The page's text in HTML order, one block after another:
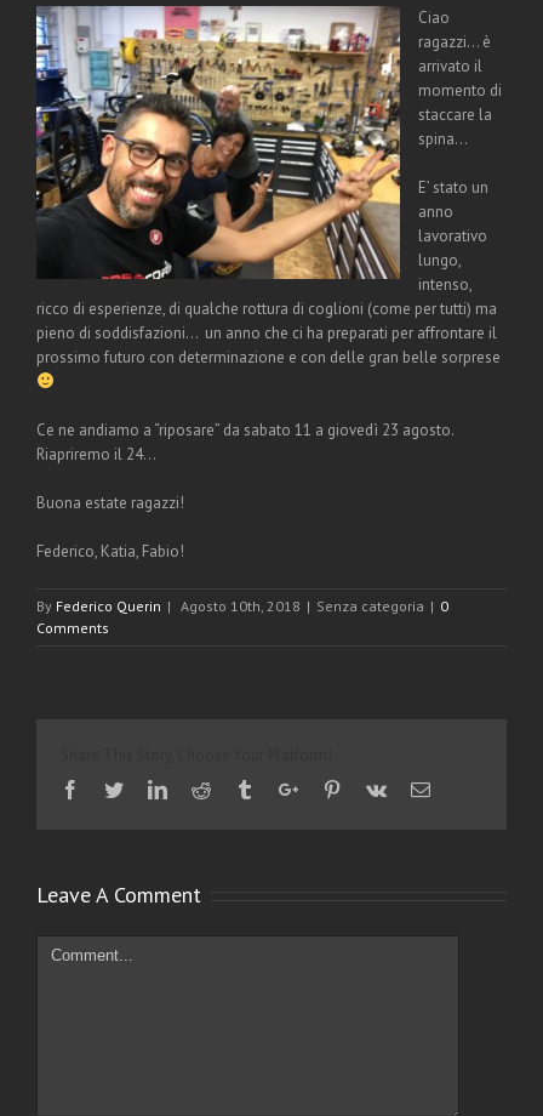
Ciao
ragazzi… è
arrivato il
momento di
staccare la
spina…
E’ stato un
anno
lavorativo
lungo,
intenso,
ricco di esperienze, di qualche rottura di coglioni (come per tutti) ma
pieno di soddisfazioni… un anno che ci ha preparati per affrontare il
prossimo futuro con determinazione e con delle gran belle sorprese
Ce ne andiamo a “riposare” da sabato 11 a giovedì 23 agosto.
Riapriremo il 24…
Buona estate ragazzi!
Federico, Katia, Fabio!
By Federico Querin | Agosto 10th, 2018 | Senza categoria | 0
Comments
Facebook
TwitterLinkedinReddit TumblrGoogle+Pinterest
Vk Email
Leave A Comment
Comment